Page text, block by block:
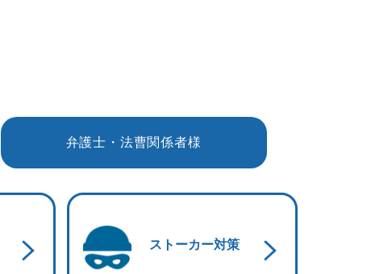
弁護士・法曹関係者様
ストーカー対策